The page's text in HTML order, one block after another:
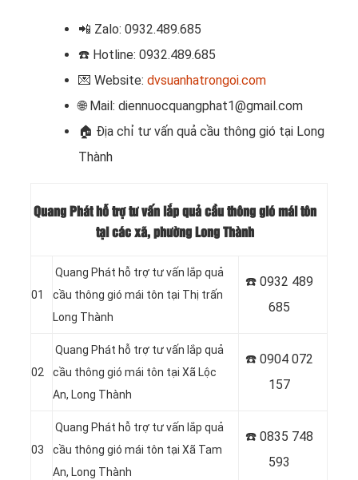
📲 Zalo: 0932.489.685
☎️ Hotline: 0932.489.685
💌 Website: dvsuanhatrongoi.com
🌐 Mail: diennuocquangphat1@gmail.com
🏠 Địa chỉ tư vấn quả cầu thông gió tại Long
Thành
Quang Phát hỗ trợ tư vấn lắp quả cầu thông gió mái tôn
tại các xã, phường Long Thành
01
Quang Phát hỗ trợ tư vấn lắp quả
cầu thông gió mái tôn tại Thị trấn
Long Thành
☎️ 0932 489
685
02
Quang Phát hỗ trợ tư vấn lắp quả
cầu thông gió mái tôn tại Xã Lộc
An, Long Thành
☎️ 0904 072
157
03
Quang Phát hỗ trợ tư vấn lắp quả
cầu thông gió mái tôn tại Xã Tam
An, Long Thành
☎️ 0835 748
593